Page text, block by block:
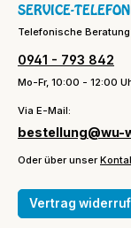
SERVICE-TELEFON
Telefonische
0941 - 793 842
Mo-Fr, 10:00 - 12:00
Via E-Mail:
bestellung@wu-
Oder über unser
Vertrag